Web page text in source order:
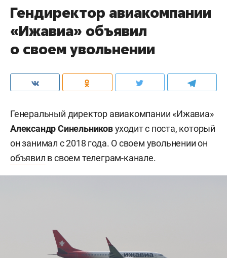
Гендиректор авиакомпании
«Ижавиа» объявил
о своем увольнении
Генеральный директор авиакомпании «Ижавиа»
Александр Синельниковуходит с поста, который
он занимал с 2018 года. О своем увольнении он
объявил в своем телеграм-канале.